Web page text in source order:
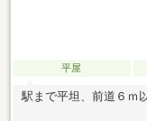
平屋
駅まで平坦、前道６ｍ